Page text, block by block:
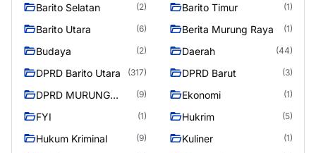
Barito Selatan (2) Barito Timur (1)
Barito Utara (6) Berita Murung Raya (1)
Budaya (2) Daerah (44)
DPRD Barito Utara (317) DPRD Barut (3)
DPRD MURUNG
(9) Ekonomi (1)
FYI (1) Hukrim (5)
Hukum Kriminal (9) Kuliner (1)